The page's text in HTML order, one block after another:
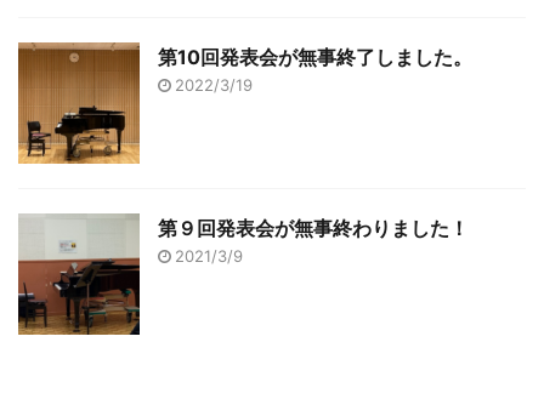
第10回発表会が無事終了しました。
2022/3/19
第９回発表会が無事終わりました！
2021/3/9